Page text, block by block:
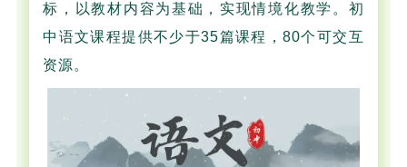
标，以教材内容为基础，实现情境化教学。初
中语文课程提供不少于35篇课程，80个可交互
资源。